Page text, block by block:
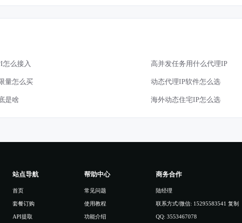
怎么接入 高并发任务用什么代理IP
量怎么买 动态代理IP软件怎么选
是啥 海外动态住宅IP怎么选
站点导航
首页
套餐订购
API提取
帮助中心
常见问题
使用教程
功能介绍
商务合作
陆经理
联系方式/微信: 15295583541 复制
QQ: 3553467078